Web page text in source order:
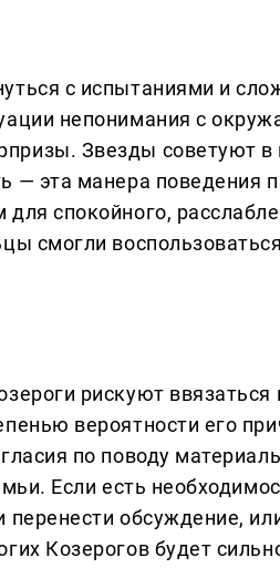
с испытаниями и
непонимания с
Звезды советуют в
— эта манера поведения
для спокойного,
смогли
рискуют
вероятности его
по поводу
Если есть
обсуждение,
Козерогов будет